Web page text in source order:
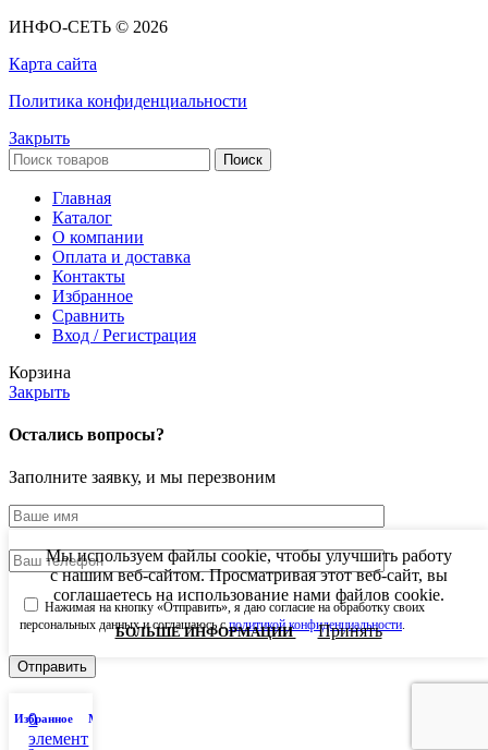
ИНФО-СЕТЬ © 2026
Карта сайта
Политика конфиденциальности
Закрыть
Поиск
Главная
Каталог
О компании
Оплата и доставка
Контакты
Избранное
Сравнить
Вход / Регистрация
Корзина
Закрыть
Мы используем файлы cookie, чтобы улучшить работу
с нашим веб-сайтом. Просматривая этот веб-сайт, вы
соглашаетесь на использование нами файлов cookie.
БОЛЬШЕ ИНФОРМАЦИИБОЛЬШЕ
ИНФОРМАЦИИ
Принять
Избранное
0
элемент
Мой аккаунт
Остались вопросы?
Заполните заявку, и мы перезвоним
Нажимая на кнопку «Отправить», я даю согласие на обработку своих
персональных данных и соглашаюсь сполитикой конфиденциальности.